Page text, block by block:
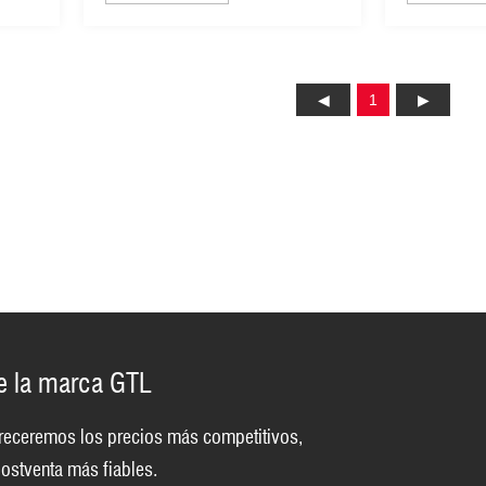
50 L (EGS001-B)
jardín,
30 L
1
la marca GTL
los precios más competitivos,
más fiables.